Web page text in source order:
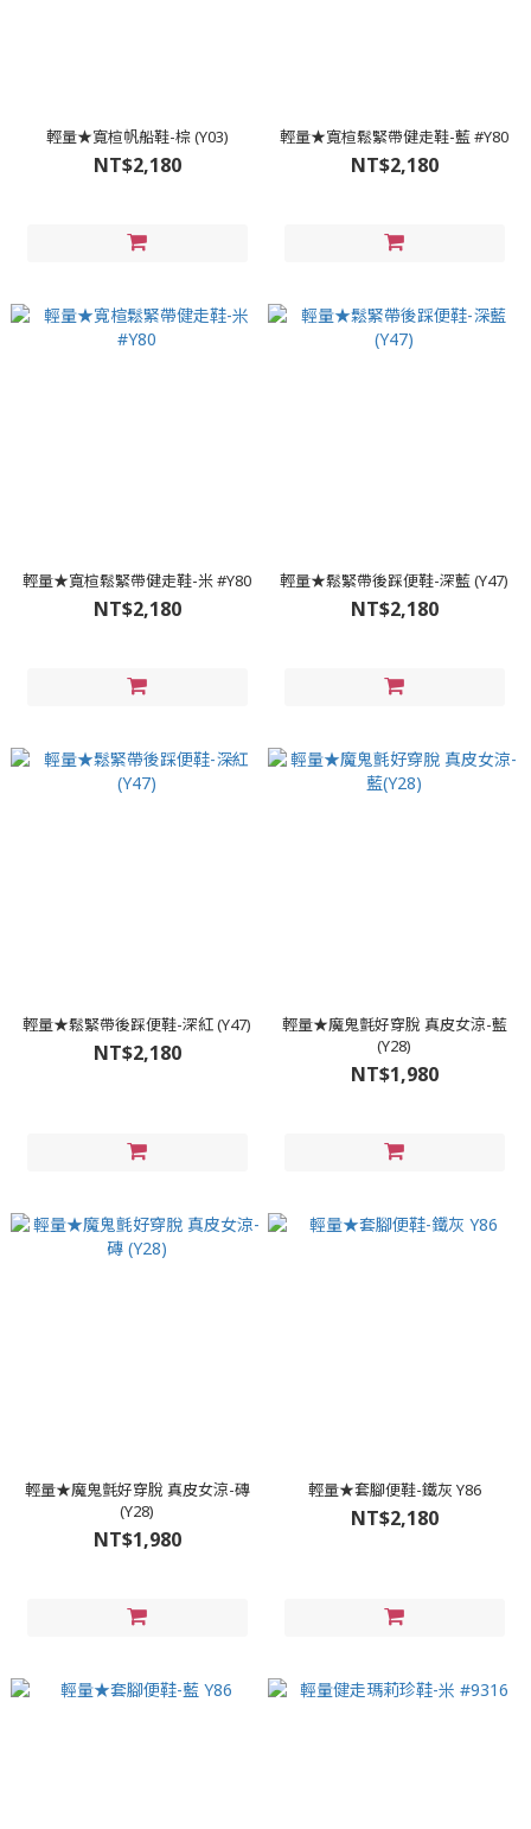
輕量★寬楦帆船鞋-棕 (Y03)
NT$2,180
輕量★寬楦鬆緊帶健走鞋-藍 #Y80
NT$2,180
輕量★寬楦鬆緊帶健走鞋-米 #Y80
NT$2,180
輕量★鬆緊帶後踩便鞋-深藍 (Y47)
NT$2,180
輕量★鬆緊帶後踩便鞋-深紅 (Y47)
NT$2,180
輕量★魔鬼氈好穿脫 真皮女涼-藍
(Y28)
NT$1,980
輕量★魔鬼氈好穿脫 真皮女涼-磚
(Y28)
NT$1,980
輕量★套腳便鞋-鐵灰 Y86
NT$2,180